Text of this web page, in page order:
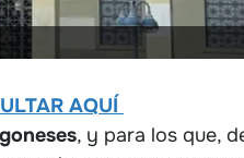
AQUÍ
, y para los que,